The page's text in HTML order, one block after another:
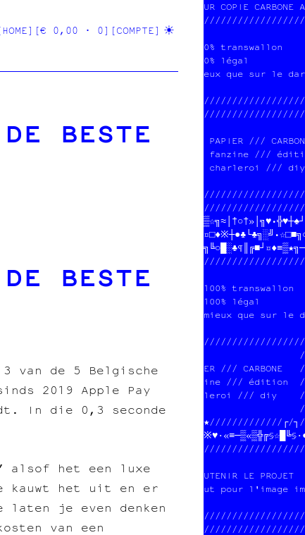
s afTic%es &  @
/ 1Drte1
1   Q A J
/////M//£////////
eux que sur le
PAPIER ///
fanzine ///
charleroi ///
100%
100%
mieux que sur le
ER /// CARBONE
ine /// édition
leroi /// diy
★/////////////┌/
UTENIR LE
ut pour l'image
[€ 0,00 · 0] [COMPTE]
BESTE
BESTE
van de 5 Belgische
2019 Apple Pay
In die 0,3 seconde
alsof het een luxe
kauwt het uit en er
je even denken
van een